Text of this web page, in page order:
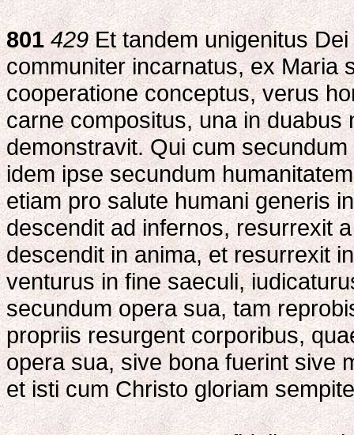
801 429Et tandem unigenitus
communiter incarnatus, ex Maria
cooperatione conceptus, verus
carne compositus, una in
demonstravit. Qui cum
idem ipse secundum
etiam pro salute humani generis
descendit ad infernos, resurrexit
descendit in anima, et resurrexit
venturus in fine saeculi,
secundum opera sua, tam
propriis resurgent corporibus,
opera sua, sive bona fuerint sive
et isti cum Christo gloriam